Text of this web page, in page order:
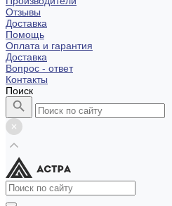
Отзывы
Доставка
Помощь
Оплата и гарантия
Доставка
Вопрос - ответ
Контакты
Поиск